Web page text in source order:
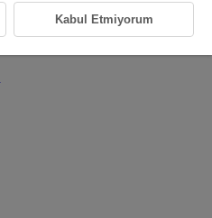
Kabul Etmiyorum